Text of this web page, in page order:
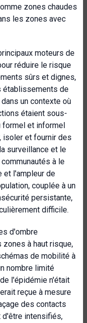
zones chaudes
les zones avec
moteurs de
réduire le risque
sûrs et dignes,
établissements de
un contexte où
étaient sous-
formel et informel
isoler et fournir des
surveillance et le
à le
et l'ampleur de
couplée à un
persistante,
difficile.
d'ombre
à haut risque,
de mobilité à
nombre limité
l'épidémie n'était
reçue à mesure
des contacts
d'être intensifiés,